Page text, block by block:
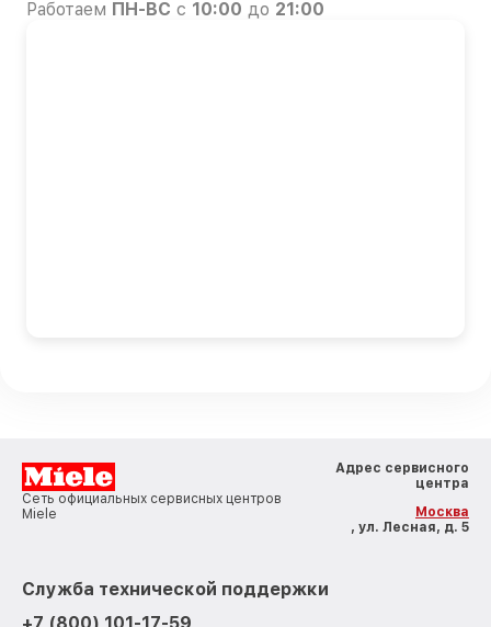
Работаем ПН-ВС с 10:00 до 21:00
Сеть официальных сервисных центров
Miele
Адрес сервисного
центра
Москва
, ул. Лесная, д. 5
Служба технической поддержки